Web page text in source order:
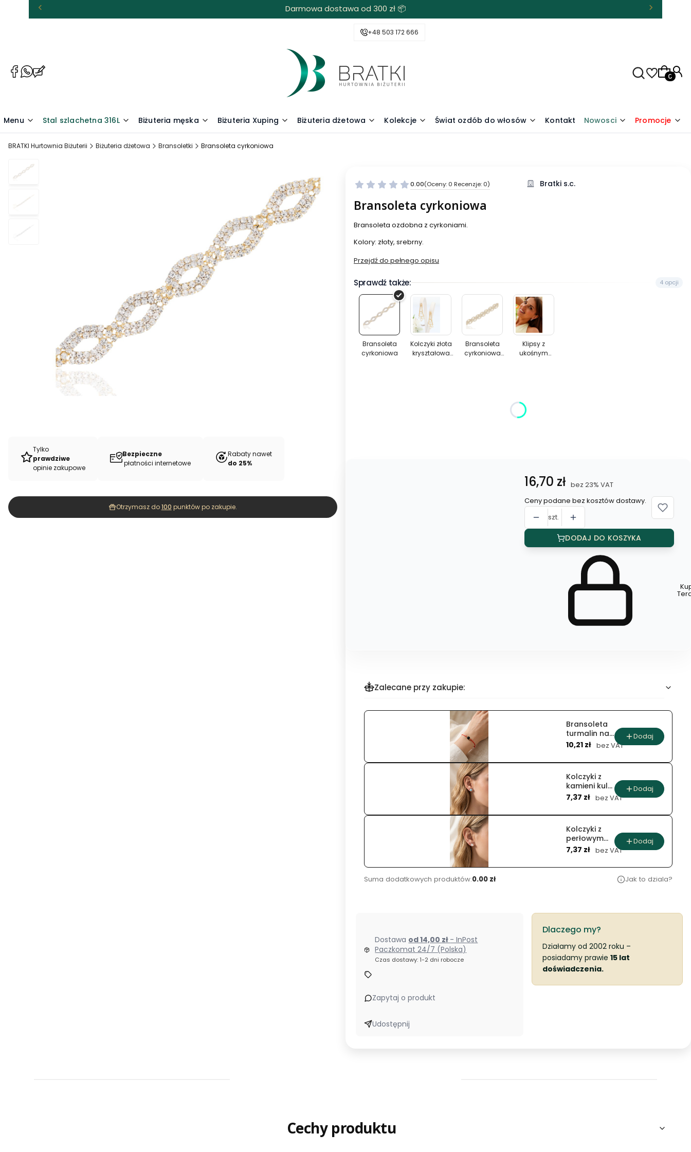
Darmowa dostawa od 300 zł 📦
+48 503 172 666
(Otwiera
karcie)
(Otwiera
karcie)
(Otwiera
karcie)
Menu Stal szlachetna 316L Biżuteria męska Biżuteria Xuping Biżuteria dżetowa Kolekcje Świat ozdób do włosów Kontakt Nowosci Promocje
BRATKI Hurtownia Biżuterii Biżuteria dżetowa Bransoletki Bransoleta cyrkoniowa
Tylko
prawdziwe
opinie zakupowe
Bezpieczne
płatności internetowe
Rabaty nawet
do 25%
Otrzymasz do100 punktów po zakupie.
0.00(Oceny: 0 Recenzje: 0) Bratki s.c.
Bransoleta cyrkoniowa
Bransoleta ozdobna z cyrkoniami.
Kolory: złoty, srebrny.
Przejdź do pełnego opisu
Sprawdź także: 4 opcji
Bransoleta
cyrkoniowa
Bransoleta
cyrkoniowa
Kolczyki
złota
kryształowa
gwiazda
Kolczyki złota
kryształowa
Bransoleta
cyrkoniowa
warkocz
Bransoleta
cyrkoniowa
Klipsy
z
ukośnym
panelem
Klipsy z
ukośnym
Cena
16,70 zł bez 23% VAT
Ceny podane bez kosztów dostawy.
szt.
DODAJ DO KOSZYKA
Szybki
produktu
Bransoleta
cyrkoniowa
Zalecane przy zakupie:
Bransoleta
turmalin na
czerwonym
Cena
10,21 zł bez VAT
Dodaj
Kolczyki z
kamieni kulki
anielskie
Cena
7,37 zł bez VAT
Dodaj
Kolczyki z
perłowym
naturalnym
Cena
7,37 zł bez VAT
Dodaj
Suma dodatkowych produktów:0.00 zł Jak to dziala?
Dostawa od 14,00 zł - InPost
Paczkomat 24/7 (Polska)
Czas dostawy: 1-2 dni robocze
Zapytaj o produkt
Udostępnij
Dlaczego my?
Działamy od 2002 roku –
posiadamy prawie 15 lat
doświadczenia.
Cechy produktu